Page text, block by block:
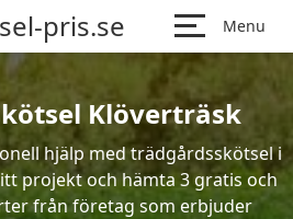
pris.se Menu
Klöverträsk
hjälp med trädgårdsskötsel i
projekt och hämta 3 gratis och
från företag som erbjuder